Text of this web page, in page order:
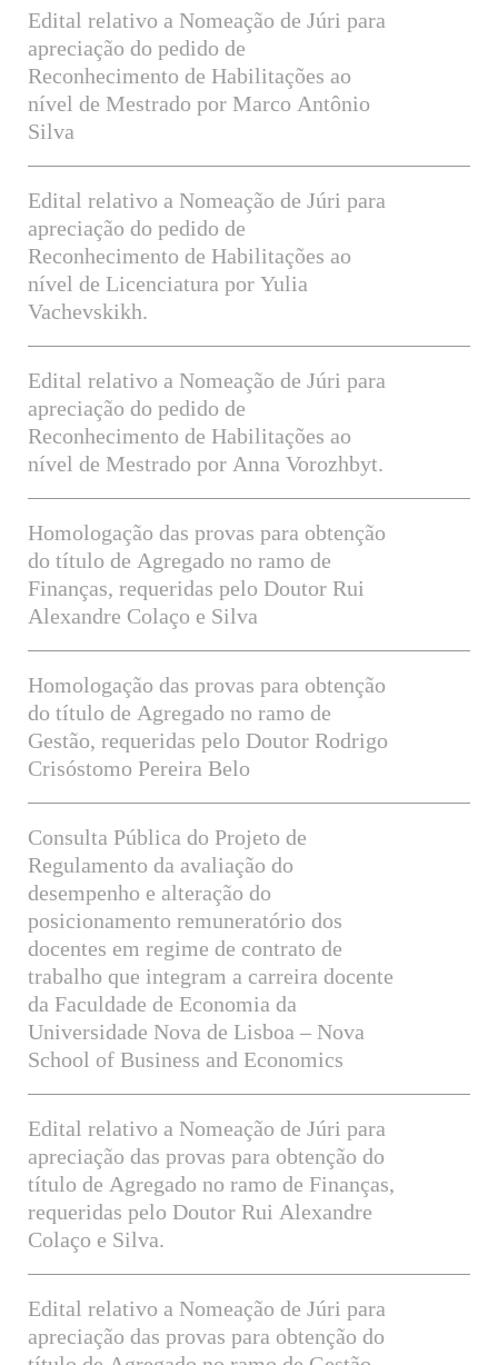
Edital relativo a Nomeação de Júri para
apreciação do pedido de
Reconhecimento de Habilitações ao
nível de Mestrado por Marco Antônio
Silva
Edital relativo a Nomeação de Júri para
apreciação do pedido de
Reconhecimento de Habilitações ao
nível de Licenciatura por Yulia
Vachevskikh.
Edital relativo a Nomeação de Júri para
apreciação do pedido de
Reconhecimento de Habilitações ao
nível de Mestrado por Anna Vorozhbyt.
Homologação das provas para obtenção
do título de Agregado no ramo de
Finanças, requeridas pelo Doutor Rui
Alexandre Colaço e Silva
Homologação das provas para obtenção
do título de Agregado no ramo de
Gestão, requeridas pelo Doutor Rodrigo
Crisóstomo Pereira Belo
Consulta Pública do Projeto de
Regulamento da avaliação do
desempenho e alteração do
posicionamento remuneratório dos
docentes em regime de contrato de
trabalho que integram a carreira docente
da Faculdade de Economia da
Universidade Nova de Lisboa – Nova
School of Business and Economics
Edital relativo a Nomeação de Júri para
apreciação das provas para obtenção do
título de Agregado no ramo de Finanças,
requeridas pelo Doutor Rui Alexandre
Colaço e Silva.
Edital relativo a Nomeação de Júri para
apreciação das provas para obtenção do